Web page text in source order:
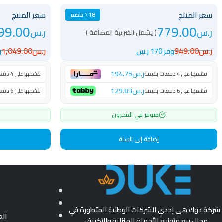
سعر المنتج ٪18 خصم
ر.س779.00( يشمل الضريبة المضافة )
ر.س949.00وفر 170 ر.س
قسّمها على 4 دفعات بقيمة ر.س194.75
قسّمها على 6 دفعات بقيمة ر.س129.83
متوفر في المخزون
إضافة إلى السلة
سعر المنتج
ر.س
ر.س1,049.00
قسّمها على 4 دفعات بقيمة
قسّمها على 6 دفعات بقيمة
شركة دوك هي إحدي الشركات الوطنية المتطورة في